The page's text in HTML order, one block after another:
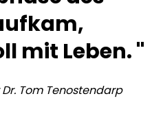
mit Leben. "
Tom Tenostendarp